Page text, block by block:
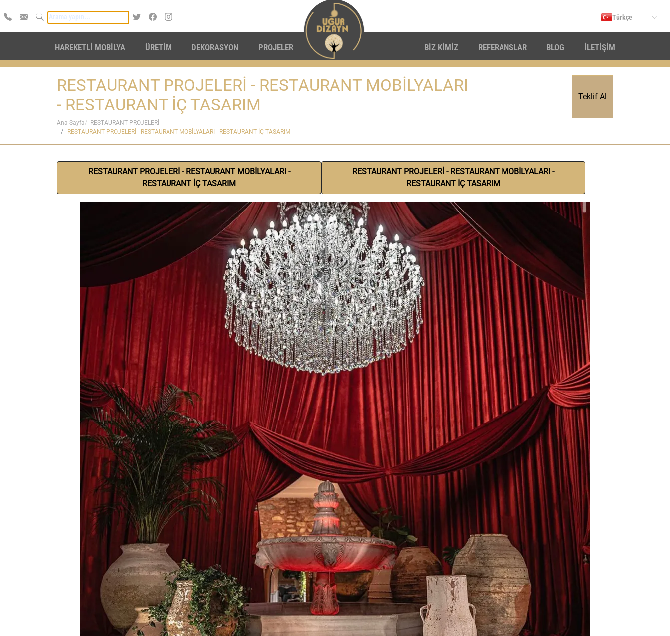
Türkçe
HAREKETLİ MOBİLYA ÜRETİM DEKORASYON PROJELER BİZ KİMİZ REFERANSLAR BLOG İLETİŞİM
RESTAURANT PROJELERİ - RESTAURANT MOBİLYALARI
- RESTAURANT İÇ TASARIM
Teklif Al
Ana Sayfa
RESTAURANT PROJELERİ
RESTAURANT PROJELERİ - RESTAURANT MOBİLYALARI - RESTAURANT İÇ TASARIM
RESTAURANT PROJELERİ - RESTAURANT MOBİLYALARI -
RESTAURANT İÇ TASARIM
RESTAURANT PROJELERİ - RESTAURANT MOBİLYALARI -
RESTAURANT İÇ TASARIM